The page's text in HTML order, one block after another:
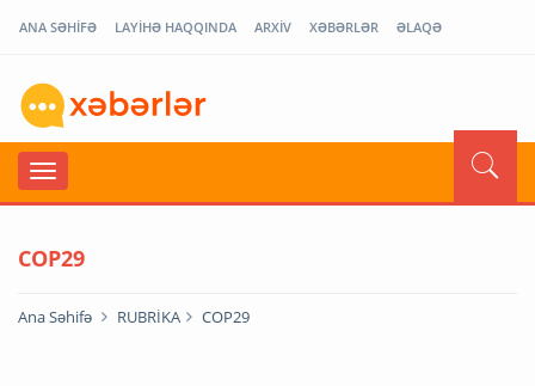
ANA SƏHİFƏ LAYİHƏ HAQQINDA ARXİV XƏBƏRLƏR ƏLAQƏ
COP29
Ana Səhifə RUBRİKA COP29